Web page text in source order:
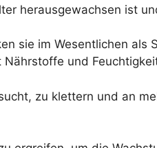
herausgewachsen ist
sie im Wesentlichen als
und
zu klettern und an